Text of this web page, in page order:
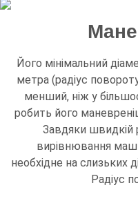
Його мінімальний
метра (радіус
менший, ніж у
робить його
Завдяки швидкій
вирівнювання
необхідне на слизьких
Радіус